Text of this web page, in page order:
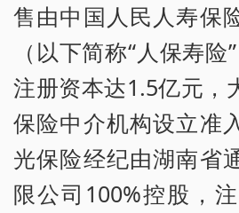
售由中国人民人寿保
（以下简称“人保寿险
注册资本达1.5亿元，
保险中介机构设立准
光保险经纪由湖南省
限公司100%控股，